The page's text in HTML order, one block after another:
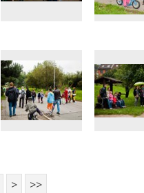
> >>